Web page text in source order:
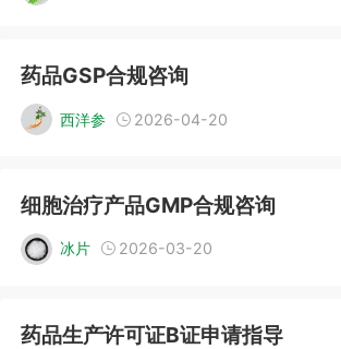
药品GSP合规咨询
西洋参 2026-04-20
细胞治疗产品GMP合规咨询
冰片 2026-03-20
药品生产许可证B证申请指导